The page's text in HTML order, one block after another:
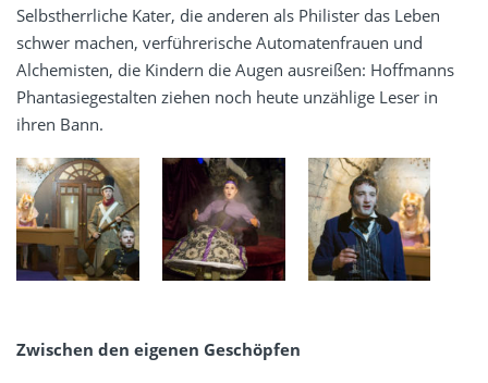
Selbstherrliche Kater, die anderen als Philister das Leben
schwer machen, verführerische Automatenfrauen und
Alchemisten, die Kindern die Augen ausreißen: Hoffmanns
Phantasiegestalten ziehen noch heute unzählige Leser in
ihren Bann.
Zwischen den eigenen Geschöpfen